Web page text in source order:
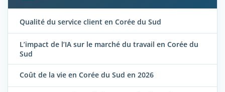
Qualité du service client en Corée du Sud
L’impact de l’IA sur le marché du travail en Corée du
Sud
Coût de la vie en Corée du Sud en 2026